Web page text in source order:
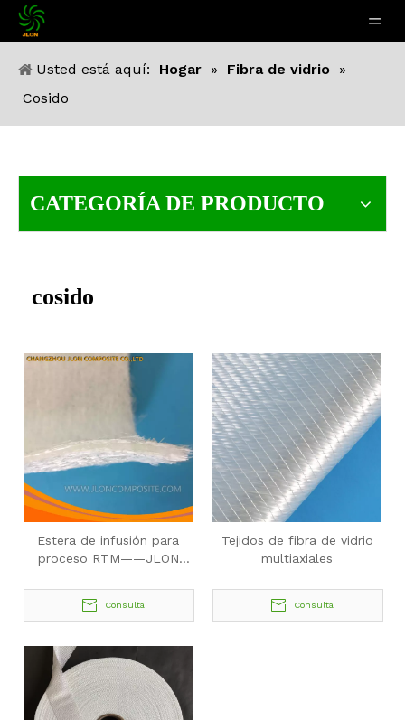
Usted está aquí: Hogar » Fibra de vidrio »
Cosido
CATEGORÍA DE PRODUCTO
cosido
Estera de infusión para
proceso RTM——JLON
Consulta
Tejidos de fibra de vidrio
multiaxiales
Consulta